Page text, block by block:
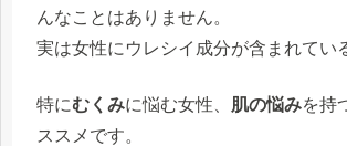
んなことはありません。
実は女性にウレシイ成分が含まれてい
特にむくみに悩む女性、 肌の悩みを持
ススメです。